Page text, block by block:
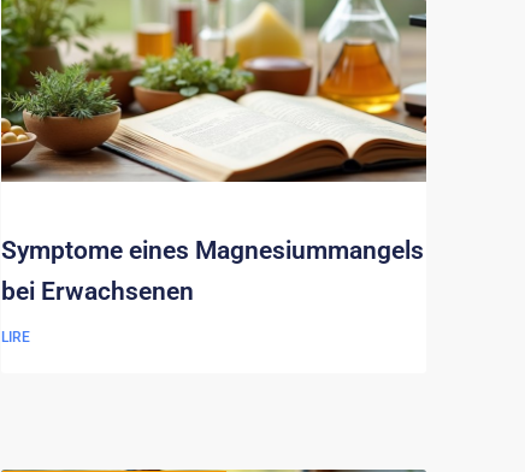
Symptome eines Magnesiummangels
bei Erwachsenen
LIRE